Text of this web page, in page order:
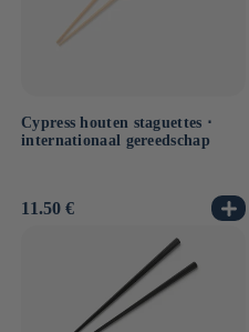
Cypress houten staguettes ⋅
internationaal gereedschap
Normale
11.50 €